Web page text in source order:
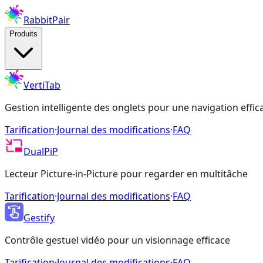
RabbitPair
Produits
VertiTab
Gestion intelligente des onglets pour une navigation
Tarification·Journal des modifications·FAQ
DualPiP
Lecteur Picture-in-Picture pour regarder en multitâche
Tarification·Journal des modifications·FAQ
Gestify
Contrôle gestuel vidéo pour un visionnage efficace